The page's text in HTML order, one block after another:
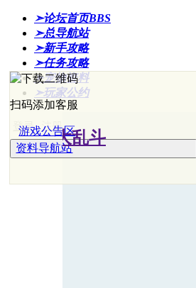
➣论坛首页BBS
➣总导航站
➣新手攻略
➣任务攻略
➣宠物资料
➣玩家公约
登录 注册
扫码添加客服
游戏公告区
资料导航站